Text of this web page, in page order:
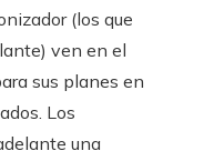
(los que
ven en el
sus planes en
Los
una